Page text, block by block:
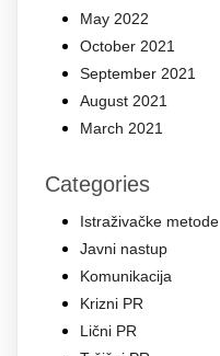
May 2022
October 2021
September 2021
August 2021
March 2021
Categories
Istraživačke metode
Javni nastup
Komunikacija
Krizni PR
Lični PR